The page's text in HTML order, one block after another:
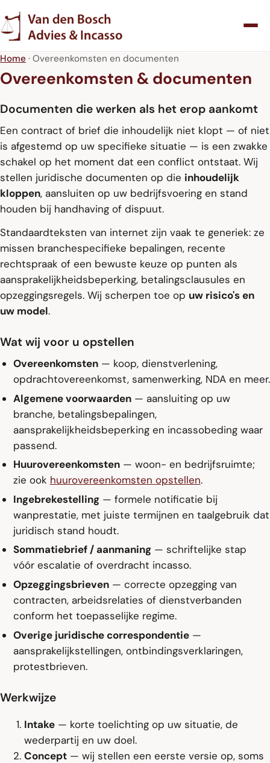
Home · Overeenkomsten en documenten
Overeenkomsten & documenten
Documenten die werken als het erop aankomt
Een contract of brief die inhoudelijk niet klopt — of niet
is afgestemd op uw specifieke situatie — is een zwakke
schakel op het moment dat een conflict ontstaat. Wij
stellen juridische documenten op die inhoudelijk
kloppen, aansluiten op uw bedrijfsvoering en stand
houden bij handhaving of dispuut.
Standaardteksten van internet zijn vaak te generiek: ze
missen branchespecifieke bepalingen, recente
rechtspraak of een bewuste keuze op punten als
aansprakelijkheidsbeperking, betalingsclausules en
opzeggingsregels. Wij scherpen toe op uw risico's en
uw model.
Wat wij voor u opstellen
Overeenkomsten— koop, dienstverlening,
opdrachtovereenkomst, samenwerking, NDA en meer.
Algemene voorwaarden— aansluiting op uw
branche, betalingsbepalingen,
aansprakelijkheidsbeperking en incassobeding waar
passend.
Huurovereenkomsten— woon- en bedrijfsruimte;
zie ook huurovereenkomsten opstellen.
Ingebrekestelling— formele notificatie bij
wanprestatie, met juiste termijnen en taalgebruik dat
juridisch stand houdt.
Sommatiebrief / aanmaning— schriftelijke stap
vóór escalatie of overdracht incasso.
Opzeggingsbrieven— correcte opzegging van
contracten, arbeidsrelaties of dienstverbanden
conform het toepasselijke regime.
Overige juridische correspondentie—
aansprakelijkstellingen, ontbindingsverklaringen,
protestbrieven.
Werkwijze
Intake — korte toelichting op uw situatie, de
wederpartij en uw doel.
Concept — wij stellen een eerste versie op, soms